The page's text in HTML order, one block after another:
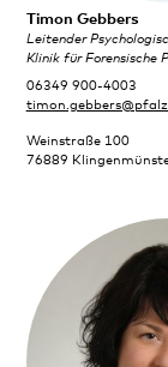
Timon Gebbers
Leitender
Klinik für Forensische
06349 900-4003
Weinstraße 100
76889